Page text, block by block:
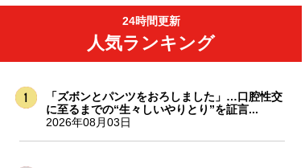
24時間更新
人気ランキング
「ズボンとパンツをおろしました」…口腔性交
に至るまでの“生々しいやりとり”を証言...
2026年08月03日